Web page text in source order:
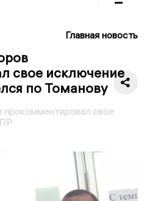
Главная новость
свое исключение
по Томанову
свое